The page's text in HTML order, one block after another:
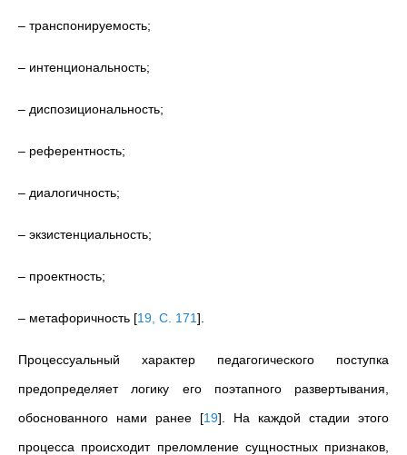
– транспонируемость;
– интенциональность;
– диспозициональность;
– референтность;
– диалогичность;
– экзистенциальность;
– проектность;
– метафоричность [19, С. 171]
Процессуальный характер педагогического поступка
предопределяет логику его поэтапного развертывания,
обоснованного нами ранее [19] . На каждой стадии этого
процесса происходит преломление сущностных признаков,